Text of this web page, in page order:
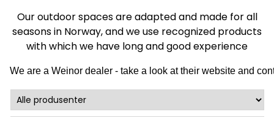
Our outdoor spaces are adapted and made for all
seasons in Norway, and we use recognized products
with which we have long and good experience
We are a Weinor dealer - take a look at their website and